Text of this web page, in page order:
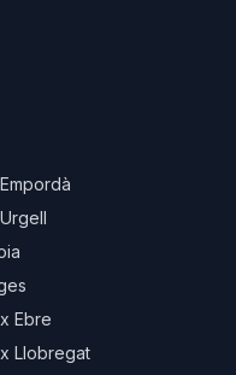
Ebre
Llobregat